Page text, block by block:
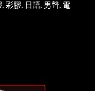
, 彩膠, 日語, 男聲, 電